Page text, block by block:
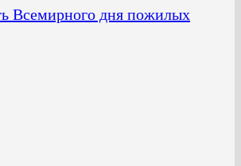
Всемирного дня пожилых